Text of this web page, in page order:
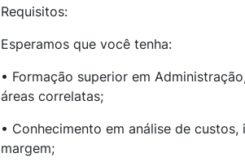
Requisitos:
Esperamos que você tenha:
• Formação superior em
áreas correlatas;
• Conhecimento em análise de
margem;